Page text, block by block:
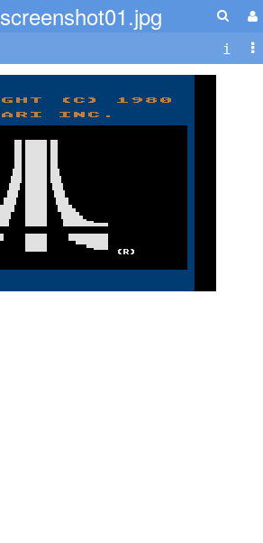
screenshot01.jpg